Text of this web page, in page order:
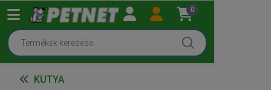
0
KUTYA